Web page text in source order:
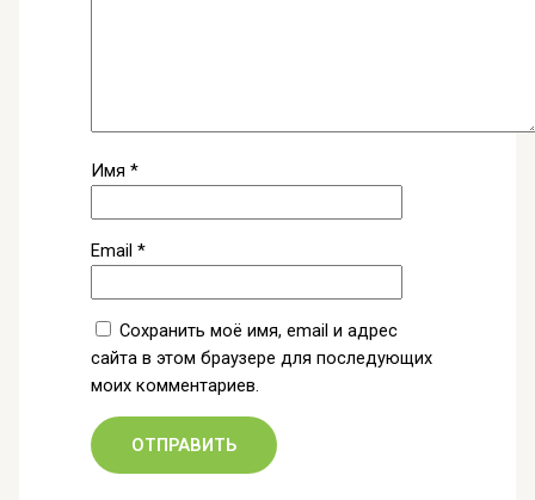
Имя*
Email*
Сохранить моё имя, email и адрес
сайта в этом браузере для последующих
моих комментариев.